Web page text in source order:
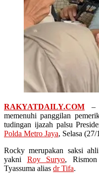
RAKYATDAILY.COM –
memenuhi panggilan
tudingan ijazah palsu
Polda Metro Jaya, Selasa (27/
Rocky merupakan saksi
yakni Roy Suryo,
Tyassuma alias dr Tifa.